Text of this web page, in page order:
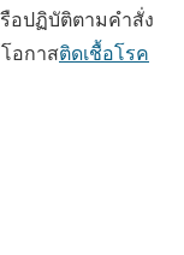
อปฏิบัติตามคำสั่ง
อกาสติดเชื้อโรค